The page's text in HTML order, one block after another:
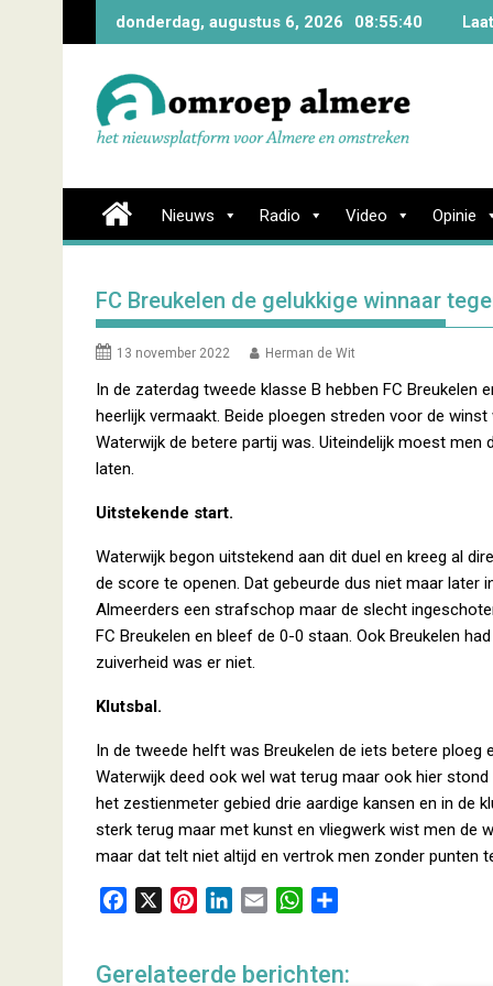
donderdag, augustus 6, 2026 08:55:41
Nieuws Radio Video Opinie
FC Breukelen de gelukkige winnaar
13 november 2022 Herman de Wit
In de zaterdag tweede klasse B hebben FC Breukelen
heerlijk vermaakt. Beide ploegen streden voor de
Waterwijk de betere partij was. Uiteindelijk moest men
laten.
Uitstekende start.
Waterwijk begon uitstekend aan dit duel en kreeg al
de score te openen. Dat gebeurde dus niet maar later
Almeerders een strafschop maar de slecht
FC Breukelen en bleef de 0-0 staan. Ook Breukelen
zuiverheid was er niet.
Klutsbal.
In de tweede helft was Breukelen de iets betere
Waterwijk deed ook wel wat terug maar ook hier
het zestienmeter gebied drie aardige kansen en in de
sterk terug maar met kunst en vliegwerk wist men de
maar dat telt niet altijd en vertrok men zonder punten
e
t
k
i
W
t
e
Gerelateerde berichten: